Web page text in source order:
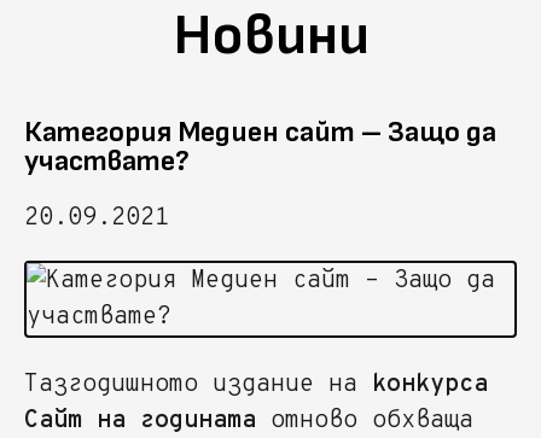
Новини
Категория Медиен сайт – Защо да
участвате?
20.09.2021
Тазгодишното издание на конкурса
Сайт на годината отново обхваща